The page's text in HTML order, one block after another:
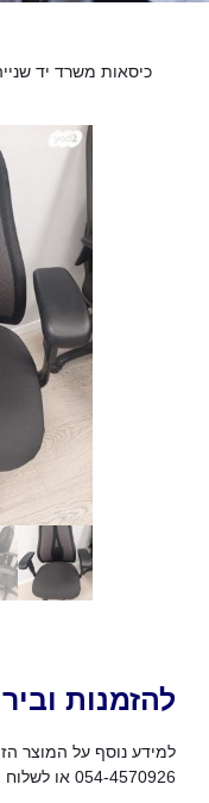
כיסאות משרד יד
להזמנות
למידע נוסף על המוצר
054-4570926 או לשלוח הודעה באמצעות הכפתור להלן: